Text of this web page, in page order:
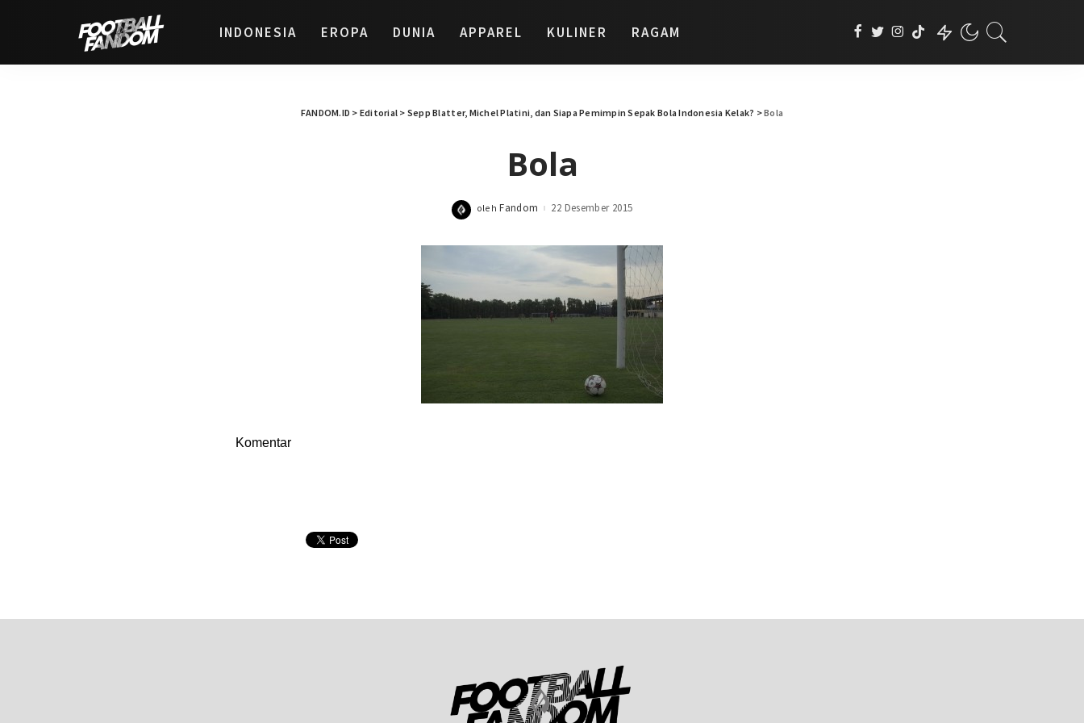
INDONESIA EROPA DUNIA APPAREL KULINER RAGAM
FANDOM.ID > Editorial > Sepp Blatter, Michel Platini, dan Siapa Pemimpin Sepak Bola Indonesia Kelak? >Bola
Bola
Posted
oleh Fandom 22 Desember 2015
Komentar